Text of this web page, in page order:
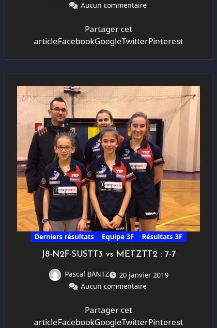
Aucun commentaire
Partager cet
articleFacebookGoogleTwitterPinterest
Derniers résultats Equipe 3F Résultats 3F
J8-N2F-SUSTT3 vs METZTT2 : 7-7
Pascal BANTZ
20 janvier 2019
Aucun commentaire
Partager cet
articleFacebookGoogleTwitterPinterest